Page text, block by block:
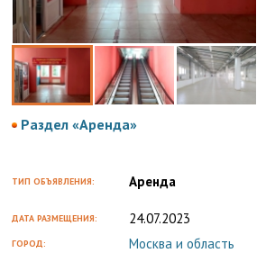
Раздел «Аренда»
ТИП ОБЪЯВЛЕНИЯ: Аренда
ДАТА РАЗМЕЩЕНИЯ: 24.07.2023
ГОРОД: Москва и область